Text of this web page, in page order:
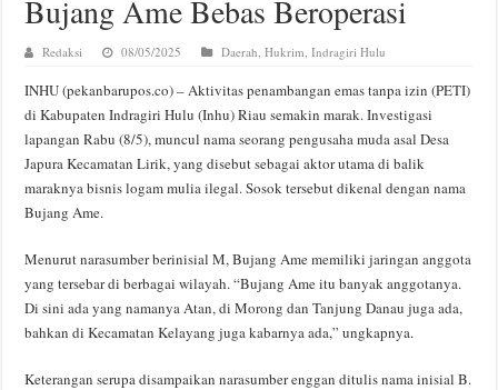
Bujang Ame Bebas Beroperasi
Redaksi 08/05/2025 Daerah ,Hukrim ,Indragiri Hulu
INHU (pekanbarupos.co) – Aktivitas penambangan emas tanpa izin (PETI)
di Kabupaten Indragiri Hulu (Inhu) Riau semakin marak. Investigasi
lapangan Rabu (8/5), muncul nama seorang pengusaha muda asal Desa
Japura Kecamatan Lirik, yang disebut sebagai aktor utama di balik
maraknya bisnis logam mulia ilegal. Sosok tersebut dikenal dengan nama
Bujang Ame.
Menurut narasumber berinisial M, Bujang Ame memiliki jaringan anggota
yang tersebar di berbagai wilayah. “Bujang Ame itu banyak anggotanya.
Di sini ada yang namanya Atan, di Morong dan Tanjung Danau juga ada,
bahkan di Kecamatan Kelayang juga kabarnya ada,” ungkapnya.
Keterangan serupa disampaikan narasumber enggan ditulis nama inisial B.